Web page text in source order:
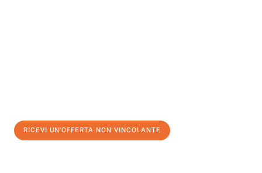
RICEVI UN'OFFERTA NON VINCOLANTE